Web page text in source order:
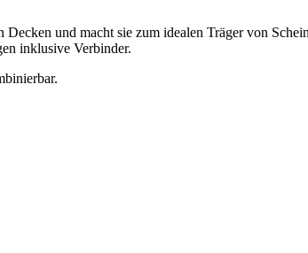
und macht sie zum idealen Träger von
inklusive Verbinder.